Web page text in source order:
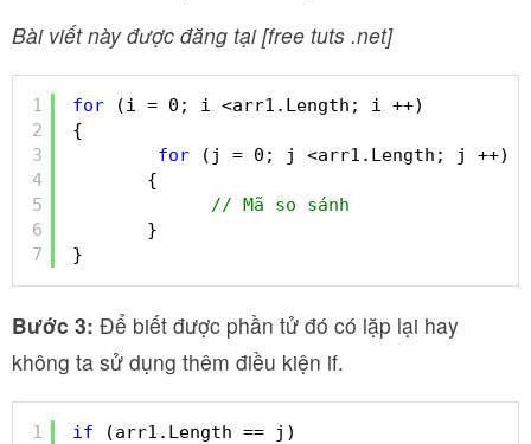
Bài viết này được đăng tại [free tuts .net]
1
2
3
4
5
6
7
for
(i = 0; i <arr1.Length; i ++)
{
for
(j = 0; j <arr1.Length; j ++)
{
// Mã so sánh
}
}
Bước 3: Để biết được phần tử đó có lặp lại hay
không ta sử dụng thêm điều kiện if.
1
if
(arr1.Length == j)